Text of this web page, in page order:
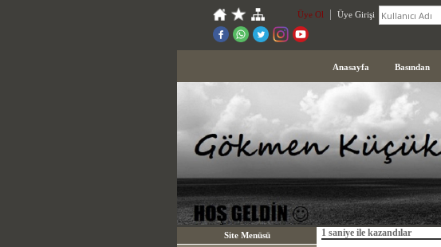
Üye Ol Üye Girişi
Anasayfa Basından
Site Menüsü 1 saniye ile kazandılar